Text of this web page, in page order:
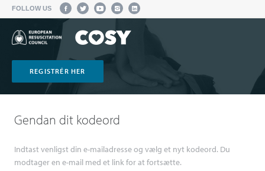
FOLLOW US
REGISTRÉR HER
Gendan dit kodeord
Indtast venligst din e-mailadresse og vælg et nyt kodeord. Du
modtager en e-mail med et link for at fortsætte.